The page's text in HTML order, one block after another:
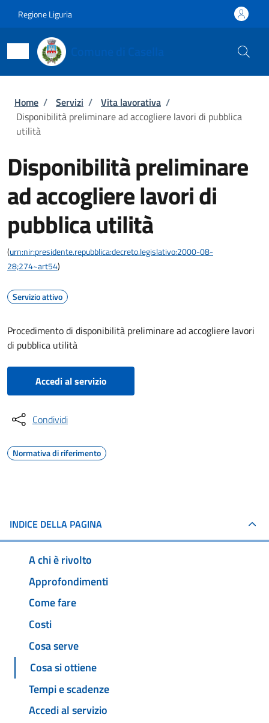
Regione Liguria
Briciole di pane
Home / Servizi / Vita lavorativa /
Disponibilità preliminare ad accogliere lavori di pubblica
utilità
Disponibilità preliminare
ad accogliere lavori di
pubblica utilità
(urn:nir:presidente.repubblica:decreto.legislativo:2000-08-
28;274~art54)
Servizio attivo
Procedimento di disponibilità preliminare ad accogliere lavori
di pubblica utilità
Accedi al servizio
Condividi
Normativa di riferimento
INDICE DELLA PAGINA
A chi è rivolto
Approfondimenti
Come fare
Costi
Cosa serve
Cosa si ottiene
Tempi e scadenze
Accedi al servizio